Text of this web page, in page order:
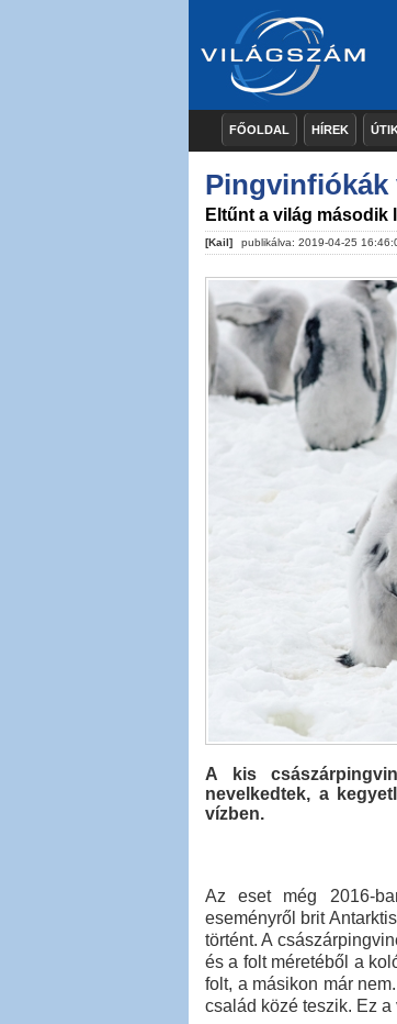
FŐOLDAL HÍREK
Pingvinfiókák
Eltűnt a világ
[Kail] publikálva: 2019-04-25
A kis
nevelkedtek, a
vízben.
Az eset még 2016-
eseményről brit
történt. A
és a folt méretéből a
folt, a másikon már
család közé teszik. Ez